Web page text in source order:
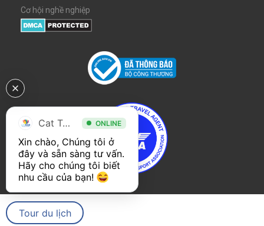
Cơ hội nghề nghiệp
Cat Tour ONLINE
Xin chào, Chúng tôi ở
đây và sẵn sàng tư vấn.
Hãy cho chúng tôi biết
nhu cầu của bạn!
Tour du lịch